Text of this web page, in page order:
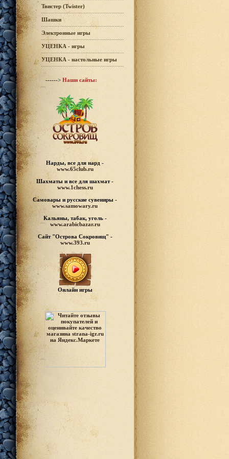
Твистер (Twister)
Шашки
Электронные игры
УЦЕНКА - игры
УЦЕНКА - настольные игры
------> Наши сайты:
Нарды, все для нард -
www.65club.ru
Шахматы и все для шахмат -
www.1chess.ru
Самовары и русские сувениры -
www.samowary.ru
Кальяны, табак, уголь -
www.arabicbazar.ru
Сайт "Острова Сокровищ" -
www.393.ru
Онлайн игры